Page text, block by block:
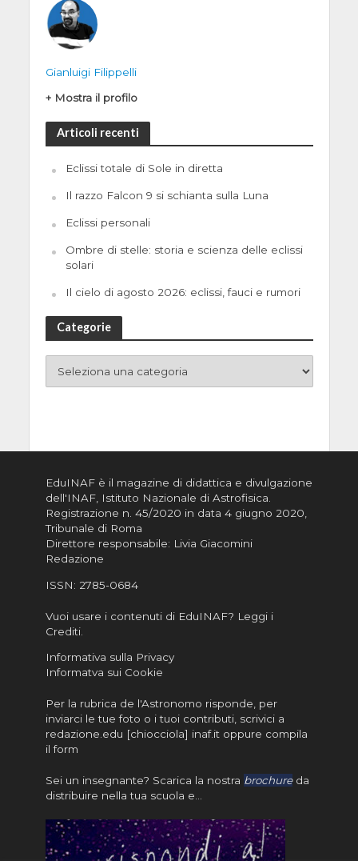
Gianluigi Filippelli
+ Mostra il profilo
Articoli recenti
Eclissi totale di Sole in diretta
Il razzo Falcon 9 si schianta sulla Luna
Eclissi personali
Ombre di stelle: storia e scienza delle eclissi
solari
Il cielo di agosto 2026: eclissi, fauci e rumori
Categorie
EduINAF è il magazine di didattica e divulgazione
dell'INAF, Istituto Nazionale di Astrofisica.
Registrazione n. 45/2020 in data 4 giugno 2020,
Tribunale di Roma
Direttore responsabile: Livia Giacomini
Redazione
ISSN: 2785-0684
Vuoi usare i contenuti di EduINAF? Leggi i
Crediti.
Informativa sulla Privacy
Informatva sui Cookie
Per la rubrica de l'Astronomo risponde, per
inviarci le tue foto o i tuoi contributi, scrivici a
redazione.edu [chiocciola] inaf.it oppure compila
il form
Sei un insegnante? Scarica la nostra brochureda
distribuire nella tua scuola e…